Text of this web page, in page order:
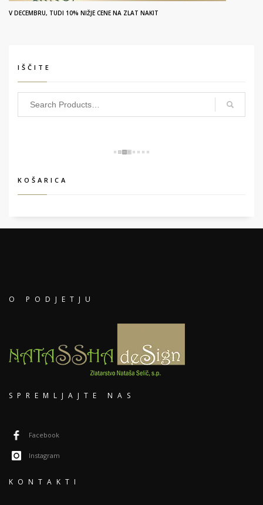
V DECEMBRU, TUDI 10% NIŽJE CENE NA ZLAT NAKIT
IŠČITE
KOŠARICA
O PODJETJU
SPREMLJAJTE NAS
Facebook
Instagram
KONTAKTI